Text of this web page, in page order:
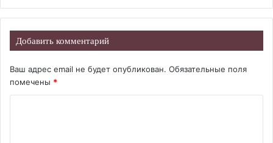
Добавить комментарий
Ваш адрес email не будет опубликован. Обязательные поля
помечены *